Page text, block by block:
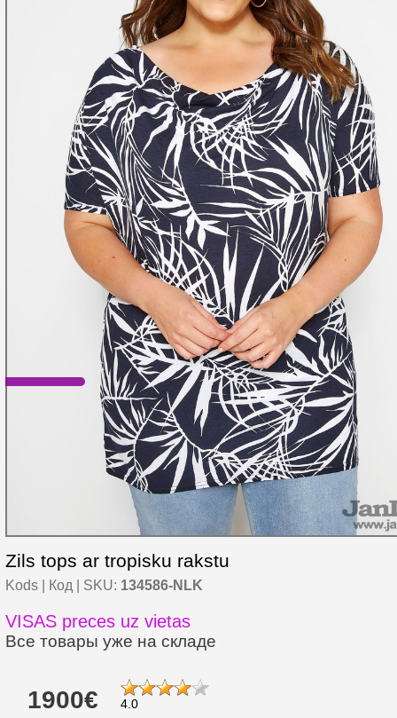
Zils tops ar tropisku rakstu
Kods | Код | SKU: 134586-NLK
VISAS preces uz vietas
Все товары уже на складе
1900€ 4.0